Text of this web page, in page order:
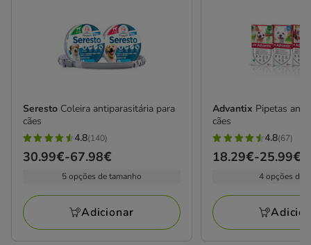
Seresto Coleira antiparasitária para
cães
4.8
estrelas
140
avaliações
4.8(140)
Preço
a
67.98€
30.99€-67.98€
5 opções de tamanho
Adicionar
Advantix Pipetas
cães
4.8
estrelas
67
avaliações
4.8(67)
Preço
a
25.99€
18.29€-25.99€
4 opções de